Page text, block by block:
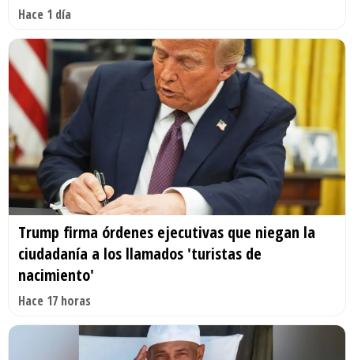
Hace 1 día
Trump firma órdenes ejecutivas que niegan la
ciudadanía a los llamados 'turistas de
nacimiento'
Hace 17 horas